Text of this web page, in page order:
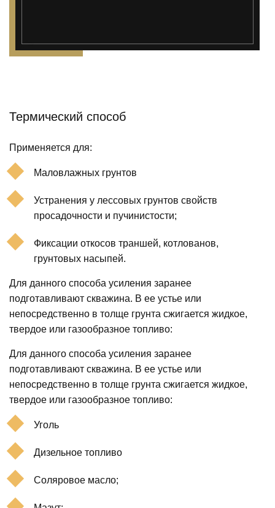
");">
Термический способ
Применяется для:
Маловлажных грунтов
Устранения у лессовых грунтов свойств
просадочности и пучинистости;
Фиксации откосов траншей, котлованов,
грунтовых насыпей.
Для данного способа усиления заранее
подготавливают скважина. В ее устье или
непосредственно в толще грунта сжигается жидкое,
твердое или газообразное топливо:
Для данного способа усиления заранее
подготавливают скважина. В ее устье или
непосредственно в толще грунта сжигается жидкое,
твердое или газообразное топливо:
Уголь
Дизельное топливо
Соляровое масло;